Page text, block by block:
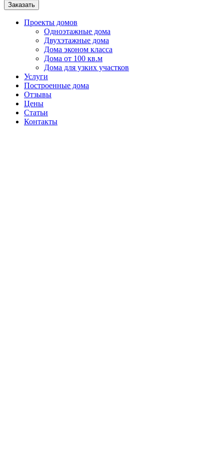
Заказать
Проекты домов
Одноэтажные дома
Двухэтажные дома
Дома эконом класса
Дома от 100 кв.м
Дома для узких участков
Услуги
Построенные дома
Отзывы
Цены
Статьи
Контакты